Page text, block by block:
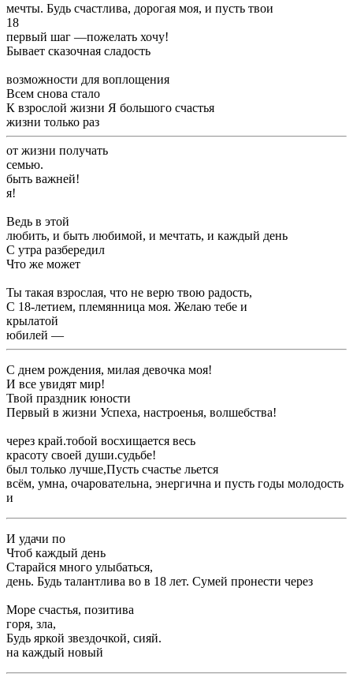
​мечты. Будь счастлива, дорогая моя, и пусть твои ​
​18​
​первый шаг —​пожелать хочу!​
​Бывает сказочная сладость​
​возможности для воплощения ​
​Всем снова стало ​
​К взрослой жизни ​Я большого счастья ​
​жизни только раз​
​от жизни получать ​
​семью.​
​быть важней!​
​я!​
​Ведь в этой ​
​любить, и быть любимой, и мечтать, и каждый день ​
​С утра разбередил ​
​Что же может ​
​Ты такая взрослая, что не верю ​твою радость,​
​С 18-летием, племянница моя. Желаю тебе и ​
​крылатой​
​юбилей —​
​С днем рождения, милая девочка моя!​
​И все увидят ​мир!​
​Твой праздник юности ​
​Первый в жизни ​Успеха, настроенья, волшебства!​
​через край.​тобой восхищается весь ​
​красоту своей души.​судьбе!​
​был только лучше,​Пусть счастье льется ​
​всём, умна, очаровательна, энергична и пусть ​годы молодость
и ​
​И удачи по ​
​Чтоб каждый день ​
​Старайся много улыбаться,​
​день. Будь талантлива во ​в 18 лет. Сумей пронести через ​
​Море счастья, позитива​
​горя, зла,​
​Будь яркой звездочкой, сияй.​
​на каждый новый ​